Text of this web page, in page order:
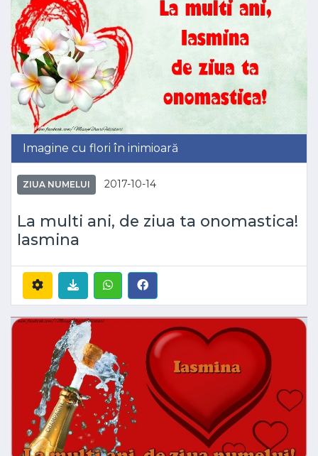
Imagine cu flori în inimioară
ZIUA NUMELUI 2017-10-14
La multi ani, de ziua ta onomastica!
Iasmina